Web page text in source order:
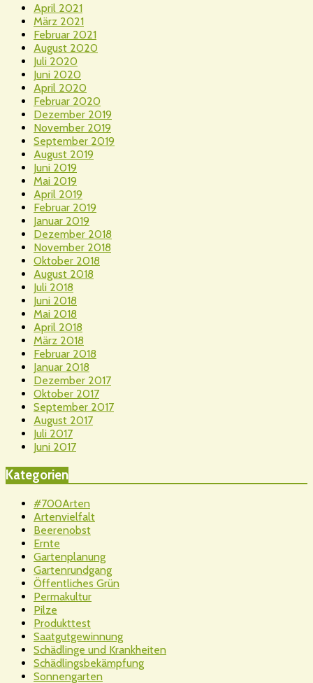
April 2021
März 2021
Februar 2021
August 2020
Juli 2020
Juni 2020
April 2020
Februar 2020
Dezember 2019
November 2019
September 2019
August 2019
Juni 2019
Mai 2019
April 2019
Februar 2019
Januar 2019
Dezember 2018
November 2018
Oktober 2018
August 2018
Juli 2018
Juni 2018
Mai 2018
April 2018
März 2018
Februar 2018
Januar 2018
Dezember 2017
Oktober 2017
September 2017
August 2017
Juli 2017
Juni 2017
Kategorien
#700Arten
Artenvielfalt
Beerenobst
Ernte
Gartenplanung
Gartenrundgang
Öffentliches Grün
Permakultur
Pilze
Produkttest
Saatgutgewinnung
Schädlinge und Krankheiten
Schädlingsbekämpfung
Sonnengarten